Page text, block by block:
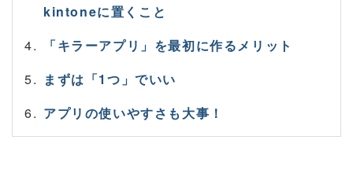
kintoneに置くこと
「キラーアプリ」を最初に作るメリット
まずは「1つ」でいい
アプリの使いやすさも大事！